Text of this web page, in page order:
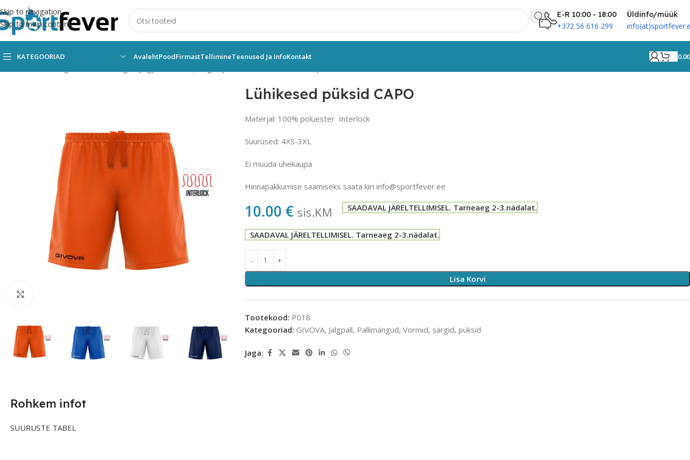
Skip to navigation
Skip to main content
E-R 10:00 - 18:00
+372 56 616 299
Üldinfo/müük
KATEGOORIAD AvalehtPoodFirmastTellimineTeenused Ja InfoKontakt
Lühikesed püksid CAPO
Materjal: 100% polüester Interlock
Suurused: 4XS-3XL
Ei müüda ühekaupa
Hinnapakkumise saamiseks saata kiri info@sportfever.ee
10.00 € sis.KM SAADAVAL JÄRELTELLIMISEL. Tarneaeg 2-3.nädalat.
SAADAVAL JÄRELTELLIMISEL. Tarneaeg 2-3.nädalat.
Lisa Korvi
Tootekood: P018
Kategooriad: GIVOVA, Jalgpall, Pallimängud, Vormid, särgid, püksid
Jaga:
Rohkem infot
SUURUSTE TABEL